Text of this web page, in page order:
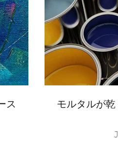
ス
モルタルが